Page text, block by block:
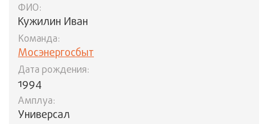
ФИО:
Кужилин Иван
Команда:
Мосэнергосбыт
Дата рождения:
1994
Амплуа:
Универсал